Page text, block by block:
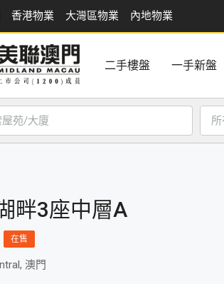
香港物業 大灣區物業 內地物業
二手樓盤 一手新盤
畔3座中層A
在售
澳門